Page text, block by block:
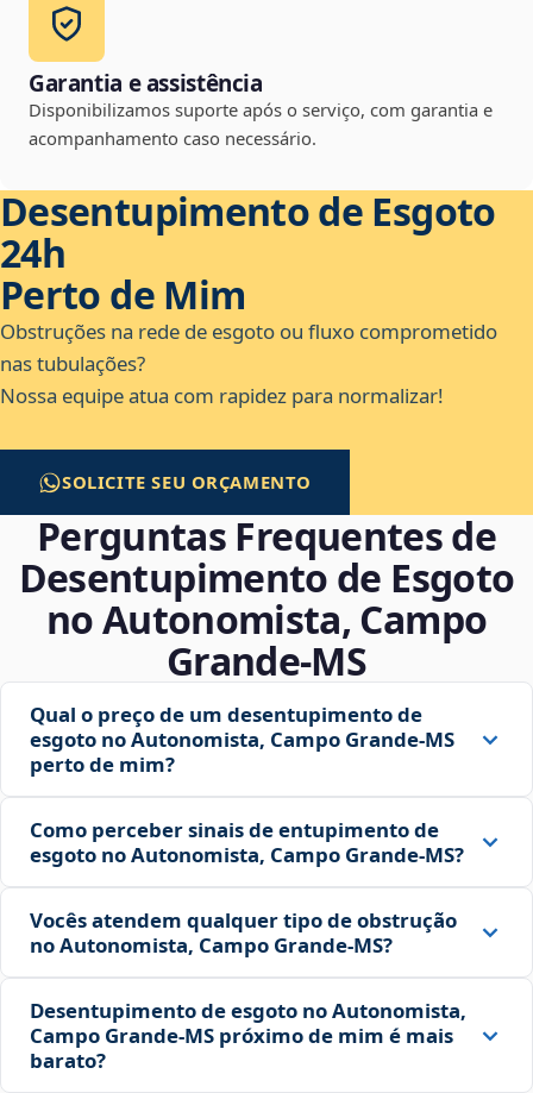
Garantia e assistência
Disponibilizamos suporte após o serviço, com garantia e
acompanhamento caso necessário.
Desentupimento de Esgoto
24h
Perto de Mim
Obstruções na rede de esgoto ou fluxo comprometido
nas tubulações?
Nossa equipe atua com rapidez para normalizar!
SOLICITE SEU ORÇAMENTO
Perguntas Frequentes de
Desentupimento de Esgoto
no Autonomista, Campo
Grande‑MS
Qual o preço de um desentupimento de
esgoto no Autonomista, Campo Grande‑MS
perto de mim?
Como perceber sinais de entupimento de
esgoto no Autonomista, Campo Grande‑MS?
Vocês atendem qualquer tipo de obstrução
no Autonomista, Campo Grande‑MS?
Desentupimento de esgoto no Autonomista,
Campo Grande‑MS próximo de mim é mais
barato?